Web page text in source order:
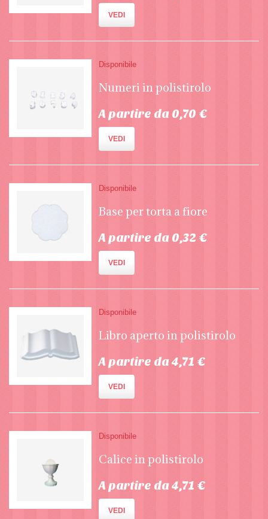
VEDI
Disponibile
Numeri in polistirolo
A partire da 0,70 €
VEDI
Disponibile
Base per torta a fiore
A partire da 0,32 €
VEDI
Disponibile
Libro aperto in polistirolo
A partire da 4,71 €
VEDI
Disponibile
Calice in polistirolo
A partire da 4,71 €
VEDI